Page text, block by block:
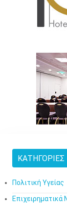
ΚΑΤΗΓΟΡΊΕΣ
Πολιτική Υγείας
Επιχειρηματικά